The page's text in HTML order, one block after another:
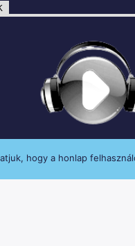
hogy a honlap